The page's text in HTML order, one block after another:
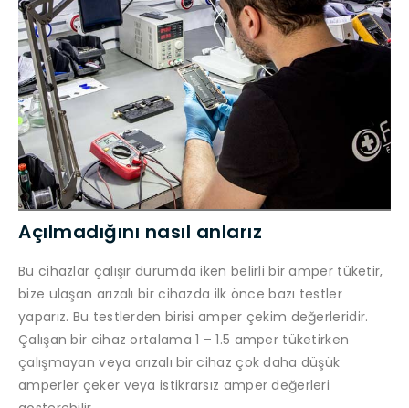
Açılmadığını nasıl anlarız
Bu cihazlar çalışır durumda iken belirli bir amper tüketir,
bize ulaşan arızalı bir cihazda ilk önce bazı testler
yaparız. Bu testlerden birisi amper çekim değerleridir.
Çalışan bir cihaz ortalama 1 – 1.5 amper tüketirken
çalışmayan veya arızalı bir cihaz çok daha düşük
amperler çeker veya istikrarsız amper değerleri